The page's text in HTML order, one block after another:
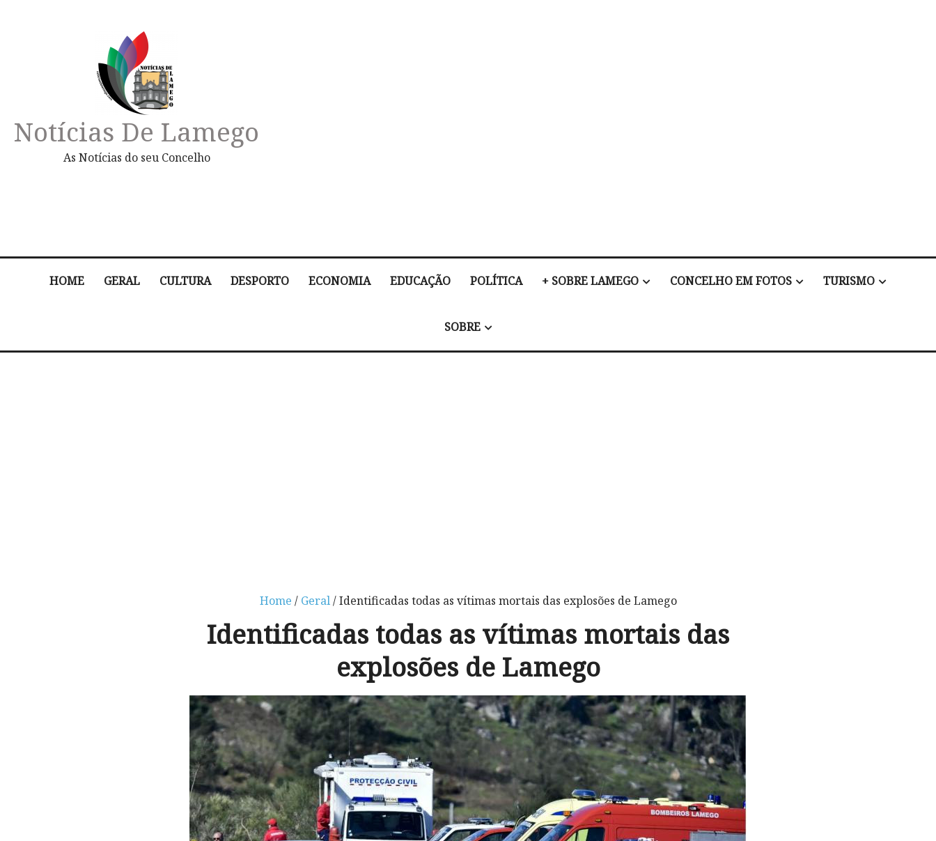
Notícias De Lamego
As Notícias do seu Concelho
HOME GERAL CULTURA DESPORTO ECONOMIA EDUCAÇÃO POLÍTICA + SOBRE LAMEGO CONCELHO EM FOTOS TURISMO
SOBRE
Home / Geral/ Identificadas todas as vítimas mortais das explosões de Lamego
Identificadas todas as vítimas mortais das
explosões de Lamego